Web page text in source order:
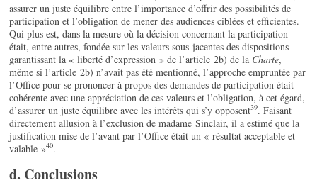
assurer un juste équilibre entre l’importance d’offrir des possibilités de
participation et l’obligation de mener des audiences ciblées et efficientes.
Qui plus est, dans la mesure où la décision concernant la participation
était, entre autres, fondée sur les valeurs sous-jacentes des dispositions
garantissant la « liberté d’expression » de l’article 2b) de la Charte,
même si l’article 2b) n’avait pas été mentionné, l’approche empruntée par
l’Office pour se prononcer à propos des demandes de participation était
cohérente avec une appréciation de ces valeurs et l’obligation, à cet égard,
d’assurer un juste équilibre avec les intérêts qui s’y opposent39. Faisant
directement allusion à l’exclusion de madame Sinclair, il a estimé que la
justification mise de l’avant par l’Office était un « résultat acceptable et
valable »40.
d. Conclusions